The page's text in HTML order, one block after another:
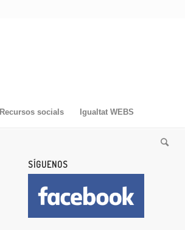
Recursos socials Igualtat WEBS
SÍGUENOS